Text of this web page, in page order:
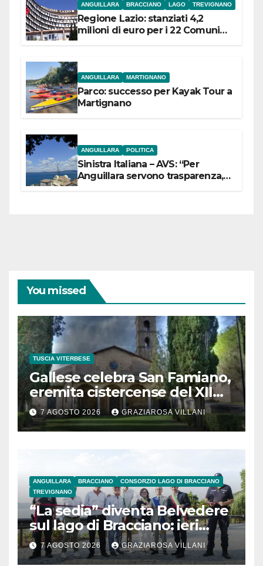
ANGUILLARA BRACCIANO LAGO TREVIGNANO
Regione Lazio: stanziati 4,2
milioni di euro per i 22 Comuni
ANGUILLARA MARTIGNANO
Parco: successo per Kayak Tour a
Martignano
ANGUILLARA POLITICA
Sinistra Italiana – AVS: “Per
Anguillara servono trasparenza,
You missed
TUSCIA VITERBESE
Gallese celebra San Famiano,
eremita cistercense del XII
secolo
7 AGOSTO 2026 GRAZIAROSA VILLANI
ANGUILLARA BRACCIANO
CONSORZIO LAGO DI BRACCIANO
TREVIGNANO
“La sedia” diventa Belvedere
sul lago di Bracciano: ieri
l’inaugurazione
7 AGOSTO 2026 GRAZIAROSA VILLANI